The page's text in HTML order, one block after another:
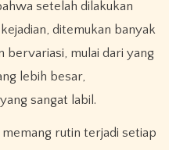
setelah dilakukan
ditemukan banyak
bervariasi, mulai dari yang
lebih besar,
sangat labil.
rutin terjadi setiap